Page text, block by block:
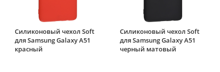
Силиконовый чехол Soft
для Samsung Galaxy A51
красный
Силиконовый чехол Soft
для Samsung Galaxy A51
черный матовый